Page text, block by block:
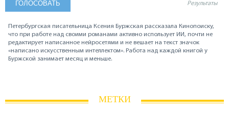
Результаты
Петербургская писательница Ксения Буржская рассказала Кинопоиску,
что при работе над своими романами активно использует ИИ, почти не
редактирует написанное нейросетями и не вешает на текст значок
«написано искусственным интеллектом». Работа над каждой книгой у
Буржской занимает месяц и меньше.
МЕТКИ